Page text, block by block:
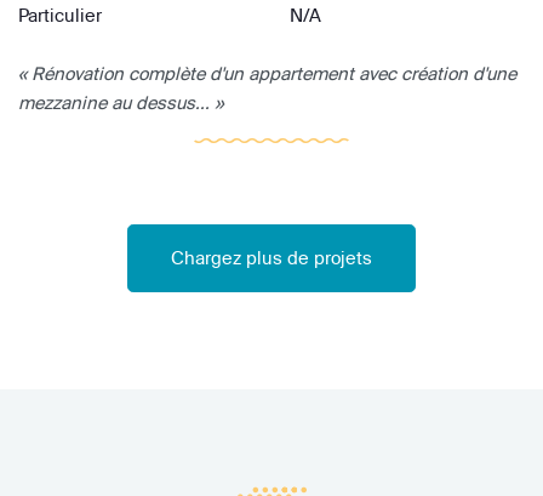
Particulier
N/A
« Rénovation complète d'un appartement avec création d'une
mezzanine au dessus... »
Chargez plus de projets